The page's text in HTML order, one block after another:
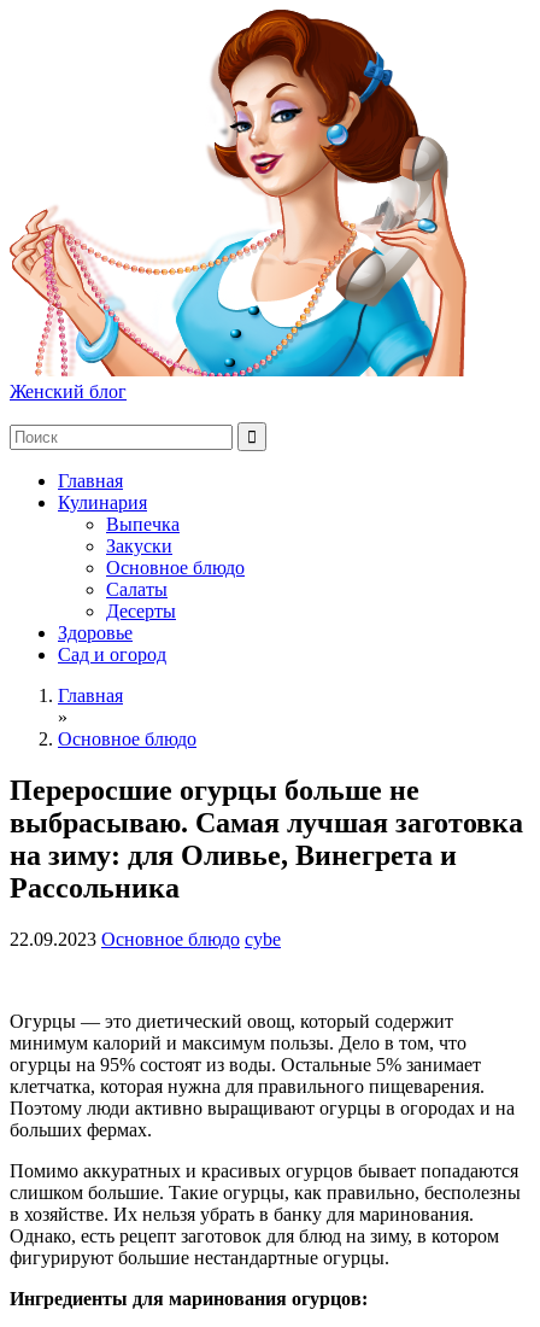
Женский блог
Главная
Кулинария
Выпечка
Закуски
Основное блюдо
Салаты
Десерты
Здоровье
Сад и огород
Главная
»
Основное блюдо
Переросшие огурцы больше не
выбрасываю. Самая лучшая заготовка
на зиму: для Оливье, Винегрета и
Рассольника
22.09.2023 Основное блюдо cybe
Огурцы — это диетический овощ, который содержит
минимум калорий и максимум пользы. Дело в том, что
огурцы на 95% состоят из воды. Остальные 5% занимает
клетчатка, которая нужна для правильного пищеварения.
Поэтому люди активно выращивают огурцы в огородах и на
больших фермах.
Помимо аккуратных и красивых огурцов бывает попадаются
слишком большие. Такие огурцы, как правильно, бесполезны
в хозяйстве. Их нельзя убрать в банку для маринования.
Однако, есть рецепт заготовок для блюд на зиму, в котором
фигурируют большие нестандартные огурцы.
Ингредиенты для маринования огурцов: